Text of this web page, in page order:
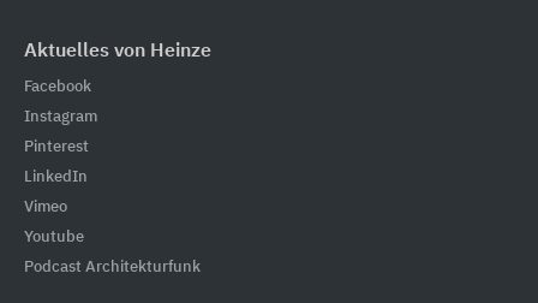
Aktuelles von Heinze
Facebook
Instagram
Pinterest
LinkedIn
Vimeo
Youtube
Podcast Architekturfunk